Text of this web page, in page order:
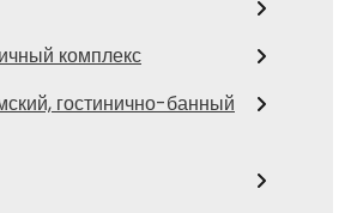
комплекс
гостинично-банный